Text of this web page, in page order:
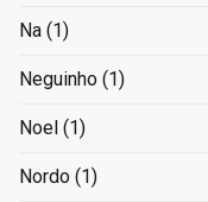
Na (1)
Neguinho (1)
Noel (1)
Nordo (1)